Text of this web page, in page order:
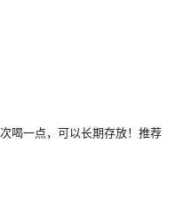
喝一点，可以长期存放！推荐